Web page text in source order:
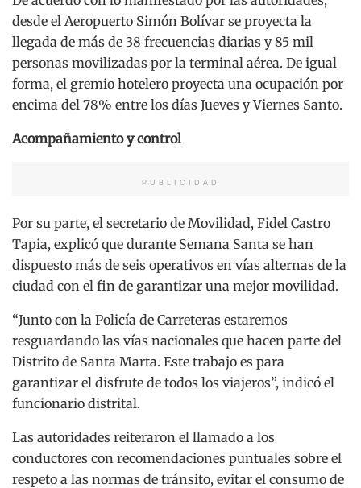
desde el Aeropuerto Simón Bolívar se proyecta la
llegada de más de 38 frecuencias diarias y 85 mil
personas movilizadas por la terminal aérea. De igual
forma, el gremio hotelero proyecta una ocupación por
encima del 78% entre los días Jueves y Viernes Santo.
Acompañamiento y control
PUBLICIDAD
Por su parte, el secretario de Movilidad, Fidel Castro
Tapia, explicó que durante Semana Santa se han
dispuesto más de seis operativos en vías alternas de la
ciudad con el fin de garantizar una mejor movilidad.
“Junto con la Policía de Carreteras estaremos
resguardando las vías nacionales que hacen parte del
Distrito de Santa Marta. Este trabajo es para
garantizar el disfrute de todos los viajeros”, indicó el
funcionario distrital.
Las autoridades reiteraron el llamado a los
conductores con recomendaciones puntuales sobre el
respeto a las normas de tránsito, evitar el consumo de